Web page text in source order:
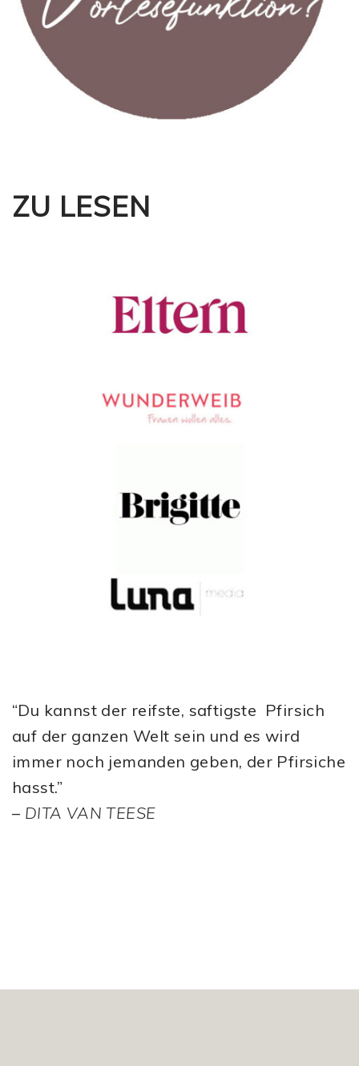
ZU LESEN
“Du kannst der reifste, saftigste Pfirsich
auf der ganzen Welt sein und es wird
immer noch jemanden geben, der Pfirsiche
hasst.”
– DITA VAN TEESE